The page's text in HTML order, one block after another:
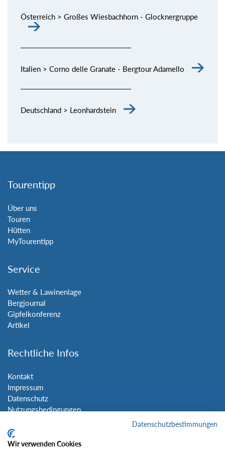
Österreich > Großes Wiesbachhorn - Glocknergruppe
Italien > Corno delle Granate - Bergtour Adamello
Deutschland > Leonhardstein
Tourentipp
Über uns
Touren
Hütten
MyTourentipp
Service
Wetter & Lawinenlage
Bergjournal
Gipfelkonferenz
Artikel
Rechtliche Infos
Kontakt
Impressum
Datenschutz
Nutzungsbedingungen
Datenschutzbestimmungen
Wir verwenden Cookies